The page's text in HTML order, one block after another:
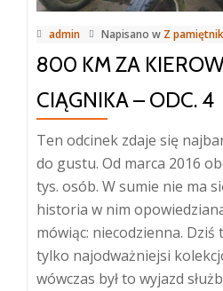
admin Napisano w Z
800 KM ZA
CIĄGNIKA – ODC. 4
Ten odcinek zdaje się
do gustu. Od marca 2016
tys. osób. W sumie nie ma
historia w nim
mówiąc: niecodzienna.
tylko najodważniejsi
wówczas był to wyjazd